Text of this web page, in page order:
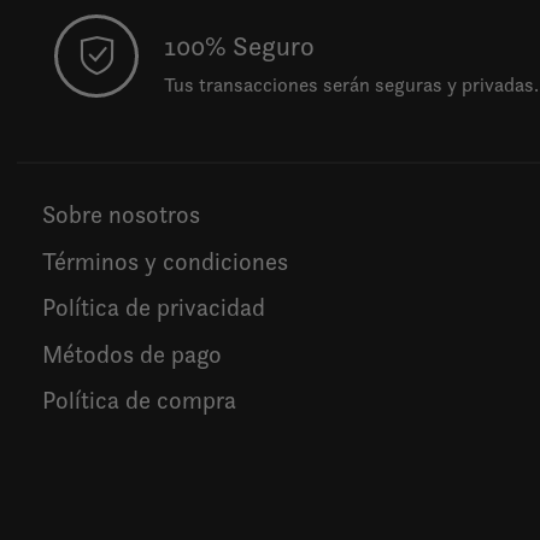
100% Seguro
Tus transacciones serán seguras y privadas.
Sobre nosotros
Términos y condiciones
Política de privacidad
Métodos de pago
Política de compra